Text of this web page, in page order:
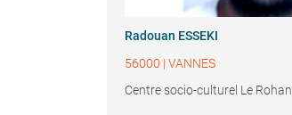
Radouan ESSEKI
56000 | VANNES
Centre socio-culturel Le Rohan